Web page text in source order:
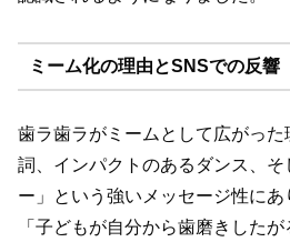
ミーム化の理由とSNSでの反響
歯ラ歯ラがミームとして広がっ
詞、インパクトのあるダンス、
ー」という強いメッセージ性にあ
「子どもが自分から歯磨きした